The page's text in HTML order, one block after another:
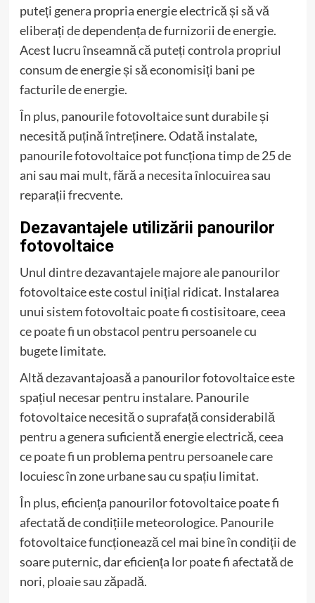
puteți genera propria energie electrică și să vă
eliberați de dependența de furnizorii de energie.
Acest lucru înseamnă că puteți controla propriul
consum de energie și să economisiți bani pe
facturile de energie.
În plus, panourile fotovoltaice sunt durabile și
necesită puțină întreținere. Odată instalate,
panourile fotovoltaice pot funcționa timp de 25 de
ani sau mai mult, fără a necesita înlocuirea sau
reparații frecvente.
Dezavantajele utilizării panourilor
fotovoltaice
Unul dintre dezavantajele majore ale panourilor
fotovoltaice este costul inițial ridicat. Instalarea
unui sistem fotovoltaic poate fi costisitoare, ceea
ce poate fi un obstacol pentru persoanele cu
bugete limitate.
Altă dezavantajoasă a panourilor fotovoltaice este
spațiul necesar pentru instalare. Panourile
fotovoltaice necesită o suprafață considerabilă
pentru a genera suficientă energie electrică, ceea
ce poate fi un problema pentru persoanele care
locuiesc în zone urbane sau cu spațiu limitat.
În plus, eficiența panourilor fotovoltaice poate fi
afectată de condițiile meteorologice. Panourile
fotovoltaice funcționează cel mai bine în condiții de
soare puternic, dar eficiența lor poate fi afectată de
nori, ploaie sau zăpadă.